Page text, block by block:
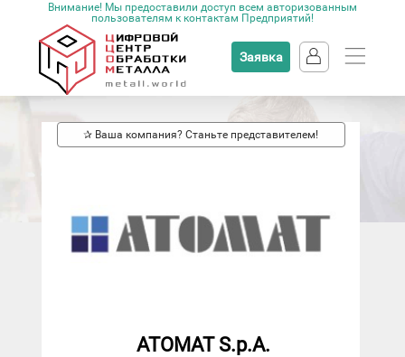
Внимание! Мы предоставили доступ всем авторизованным
пользователям к контактам Предприятий!
Заявка
✰ Ваша компания? Станьте представителем!
ATOMAT S.p.A.